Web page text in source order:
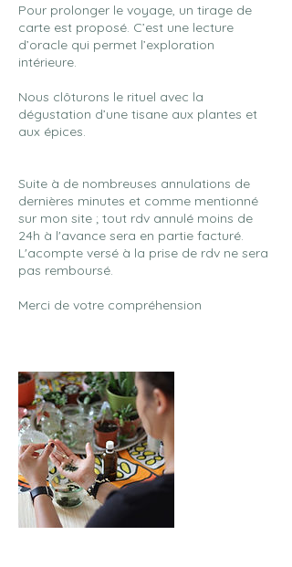
Pour prolonger le voyage, un tirage de
carte est proposé. C’est une lecture
d’oracle qui permet l’exploration
intérieure.
Nous clôturons le rituel avec la
dégustation d’une tisane aux plantes et
aux épices.
Suite à de nombreuses annulations de
dernières minutes et comme mentionné
sur mon site ; tout rdv annulé moins de
24h à l'avance sera en partie facturé.
L'acompte versé à la prise de rdv ne sera
pas remboursé.
Merci de votre compréhension